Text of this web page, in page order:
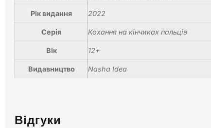
Рік видання 2022
Серія Кохання на кінчиках пальців
Вік 12+
Видавництво Nasha Idea
Відгуки